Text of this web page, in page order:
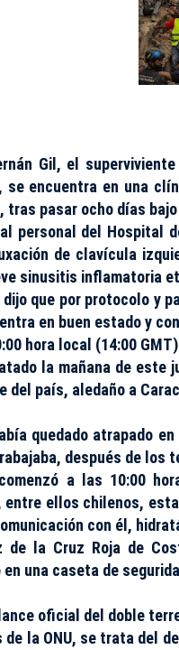
Gil, el
se encuentra en una
tras pasar ocho días
personal del Hospital
de clavícula
sinusitis inflamatoria
que por protocolo y
en buen estado y
hora local (14:00
la mañana de este
del país, aledaño a
quedado atrapado
después de los
a las 10:00
ellos chilenos,
con él,
de la Cruz Roja de
una caseta de
oficial del doble
de la ONU, se trata del